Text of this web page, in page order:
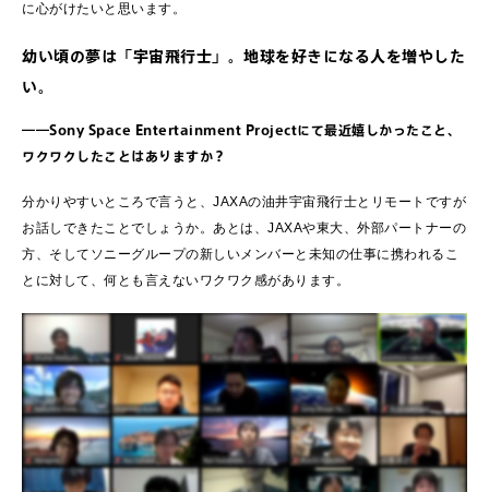
に心がけたいと思います。
幼い頃の夢は「宇宙飛行士」。地球を好きになる人を増やした
い。
――Sony Space Entertainment Projectにて最近嬉しかったこと、
ワクワクしたことはありますか？
分かりやすいところで言うと、JAXAの油井宇宙飛行士とリモートですが
お話しできたことでしょうか。あとは、JAXAや東大、外部パートナーの
方、そしてソニーグループの新しいメンバーと未知の仕事に携われるこ
とに対して、何とも言えないワクワク感があります。